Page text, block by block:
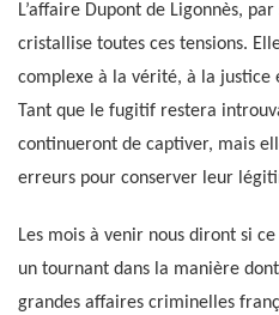
L’affaire Dupont de Ligonnès,
cristallise toutes ces tensions.
complexe à la vérité, à la justice
Tant que le fugitif restera
continueront de captiver, mais
erreurs pour conserver leur
Les mois à venir nous diront si
un tournant dans la manière
grandes affaires criminelles